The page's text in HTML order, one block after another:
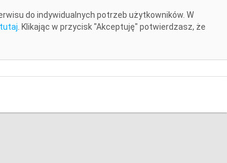
do indywidualnych potrzeb użytkowników. W
tutaj . Klikając w przycisk "Akceptuję" potwierdzasz, że